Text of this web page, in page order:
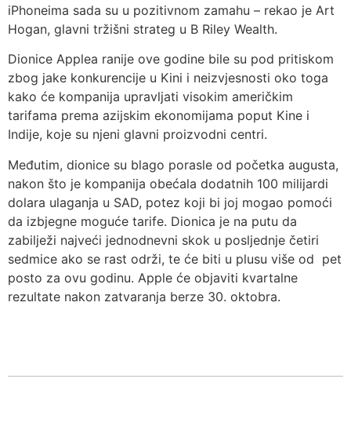
iPhoneima sada su u pozitivnom zamahu – rekao je Art
Hogan, glavni tržišni strateg u B Riley Wealth.
Dionice Applea ranije ove godine bile su pod pritiskom
zbog jake konkurencije u Kini i neizvjesnosti oko toga
kako će kompanija upravljati visokim američkim
tarifama prema azijskim ekonomijama poput Kine i
Indije, koje su njeni glavni proizvodni centri.
Međutim, dionice su blago porasle od početka augusta,
nakon što je kompanija obećala dodatnih 100 milijardi
dolara ulaganja u SAD, potez koji bi joj mogao pomoći
da izbjegne moguće tarife. Dionica je na putu da
zabilježi najveći jednodnevni skok u posljednje četiri
sedmice ako se rast održi, te će biti u plusu više od pet
posto za ovu godinu. Apple će objaviti kvartalne
rezultate nakon zatvaranja berze 30. oktobra.